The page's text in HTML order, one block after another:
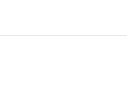
и условия
раздел для